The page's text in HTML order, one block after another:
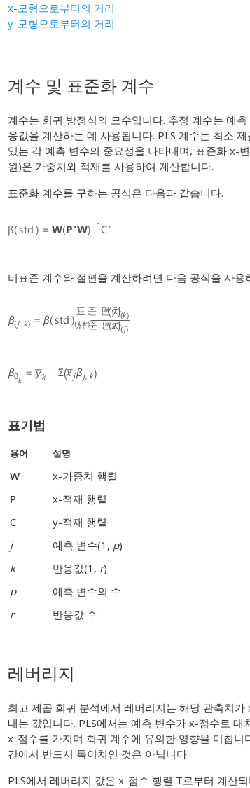
x-모형으로부터의 거리
y-모형으로부터의 거리
계수 및 표준화 계수
계수는 회귀 방정식의 모수입니다. 추정 계수는 예
응값을 계산하는 데 사용됩니다. PLS 계수는 최소
있는 각 예측 변수의 중요성을 나타내며, 표준화 x-
원)은 가중치와 적재를 사용하여 계산합니다.
표준화 계수를 구하는 공식은 다음과 같습니다.
비표준 계수와 절편을 계산하려면 다음 공식을 사용
표기법
용어 설명
W
x-가중치 행렬
P
x-적재 행렬
C
y-적재 행렬
j
예측 변수(1, p)
k
반응값(1, r)
p
예측 변수의 수
r
반응값 수
레버리지
최고 제곱 회귀 분석에서 레버리지는 해당 관측치
내는 값입니다. PLS에서는 예측 변수가 x-점수로
x-점수를 가지며 회귀 계수에 유의한 영향을 미칩
간에서 반드시 특이치인 것은 아닙니다.
PLS에서 레버리지 값은 x-점수 행렬 T로부터 계산